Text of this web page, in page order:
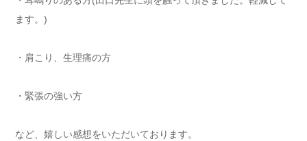
ます。)
・肩こり、生理痛の方
・緊張の強い方
など、嬉しい感想をいただいております。